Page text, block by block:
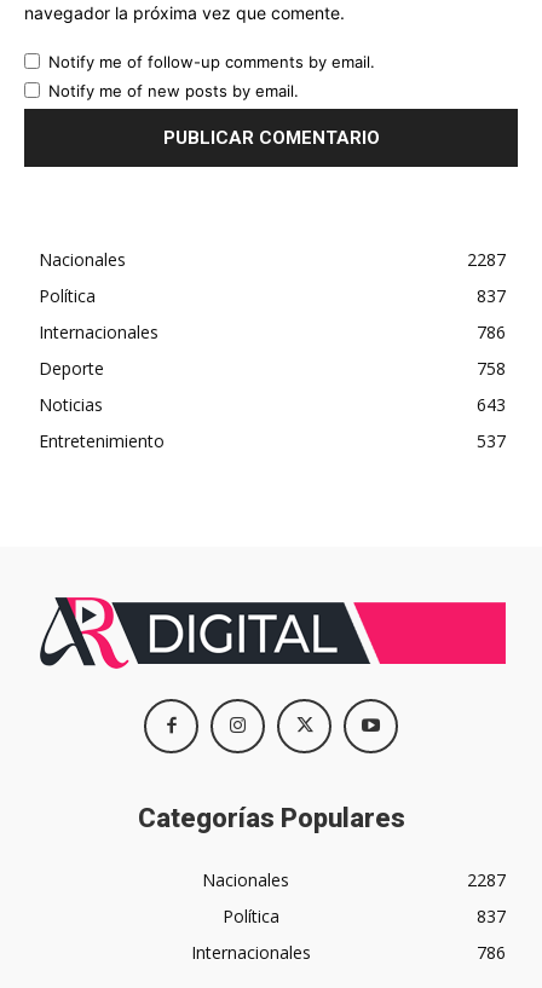
navegador la próxima vez que comente.
Notify me of follow-up comments by email.
Notify me of new posts by email.
Nacionales
2287
Política
837
Internacionales
786
Deporte
758
Noticias
643
Entretenimiento
537
Categorías Populares
Nacionales
2287
Política
837
Internacionales
786